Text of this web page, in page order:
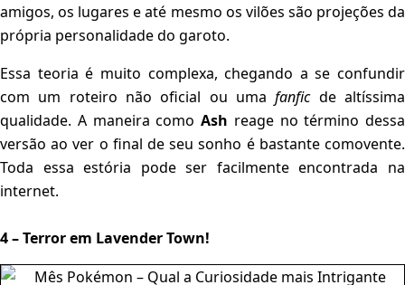
amigos, os lugares e até mesmo os vilões são projeções da
própria personalidade do garoto.
Essa teoria é muito complexa, chegando a se confundir
com um roteiro não oficial ou umafanficde altíssima
qualidade. A maneira como Ash reage no término dessa
versão ao ver o final de seu sonho é bastante comovente.
Toda essa estória pode ser facilmente encontrada na
internet.
4 – Terror em Lavender Town!